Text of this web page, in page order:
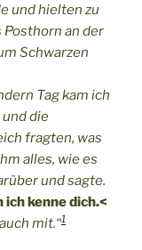
und hielten zu
Posthorn an der
Schwarzen
Tag kam ich
die
fragten, was
alles, wie es
und sagte.
kenne dich.<
mit.“1